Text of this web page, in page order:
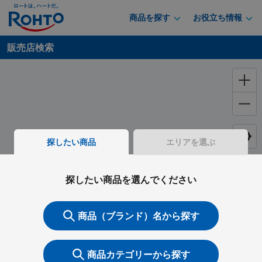
商品を探す お役立ち情報
販売店検索
探したい商品 エリアを選ぶ
探したい商品を選んでください
商品（ブランド）名から探す
商品カテゴリーから探す